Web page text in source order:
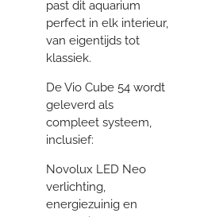
past dit aquarium
perfect in elk interieur,
van eigentijds tot
klassiek.
De Vio Cube 54 wordt
geleverd als
compleet systeem,
inclusief:
Novolux LED Neo
verlichting,
energiezuinig en